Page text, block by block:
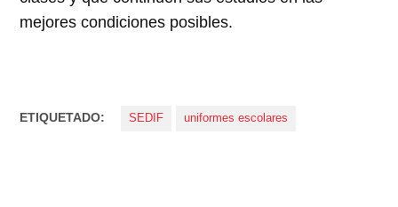
mejores condiciones posibles.
ETIQUETADO: SEDIF uniformes escolares